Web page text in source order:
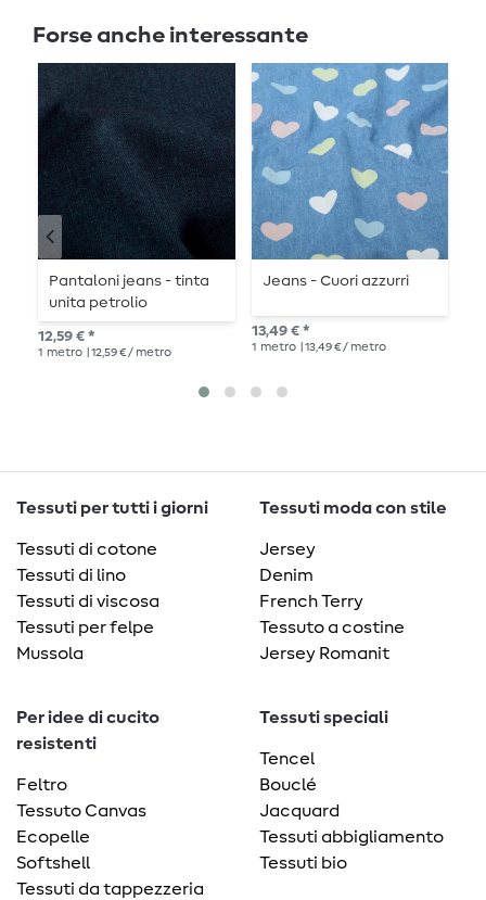
Forse anche interessante
Pantaloni jeans - tinta
unita petrolio
12,59 € *
1 metro | 12,59 € / metro
Jeans - Cuori azzurri
13,49 € *
1 metro | 13,49 € / metro
Tessuti per tutti i giorni
Tessuti di cotone
Tessuti di lino
Tessuti di viscosa
Tessuti per felpe
Mussola
Tessuti moda con stile
Jersey
Denim
French Terry
Tessuto a costine
Jersey Romanit
Per idee di cucito
resistenti
Feltro
Tessuto Canvas
Ecopelle
Softshell
Tessuti da tappezzeria
Tessuti speciali
Tencel
Bouclé
Jacquard
Tessuti abbigliamento
Tessuti bio